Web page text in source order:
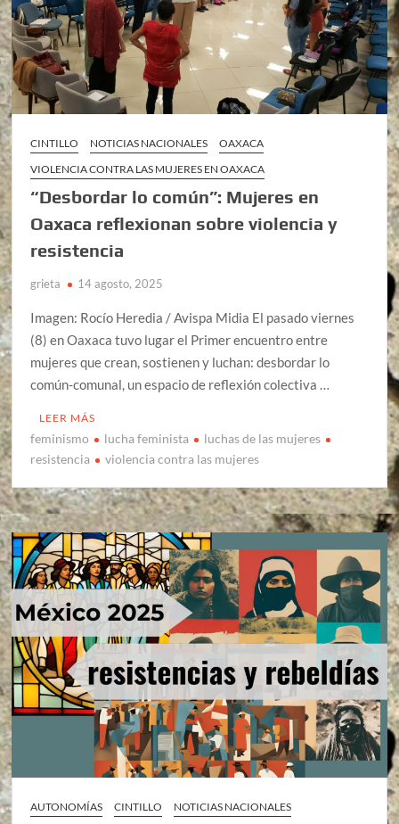
CINTILLO NOTICIAS NACIONALES
OAXACA
VIOLENCIA CONTRA LAS MUJERES EN OAXACA
“Desbordar lo común”: Mujeres en
Oaxaca reflexionan sobre violencia y
resistencia
grieta 14 agosto, 2025
Imagen: Rocío Heredia / Avispa Midia El pasado viernes
(8) en Oaxaca tuvo lugar el Primer encuentro entre
mujeres que crean, sostienen y luchan: desbordar lo
común-comunal, un espacio de reflexión colectiva …
LEER MÁS
feminismo lucha feminista
luchas de las mujeres
resistencia
violencia contra las mujeres
AUTONOMÍAS CINTILLO
NOTICIAS NACIONALES